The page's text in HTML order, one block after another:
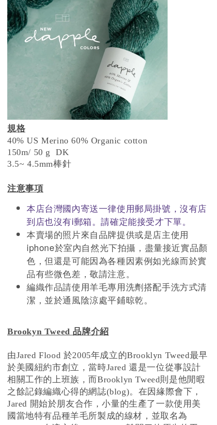
規格
40% US Merino 60% Organic cotton
150m/ 50 g DK
3.5~ 4.5mm棒針
注意事項
本店台灣國內寄送一律使用郵局掛號，沒有店
到店也沒有i郵箱。請確定能接受才下單。
本賣場的照片來自品牌提供或是店主使用
iphone於室內自然光下拍攝，盡量接近實品顏
色，但還是可能因為各種因素例如光線而於實
品有些微色差，敬請注意。
編織作品請使用羊毛專用洗劑搭配手洗方式清
潔，並於通風陰涼處平鋪晾乾。
Brookyn Tweed 品牌介紹
由Jared Flood 於2005年成立的Brooklyn Tweed最早
於美國紐約市創立，當時Jared還是一位從事設計
相關工作的上班族，而Brooklyn Tweed則是他閒暇
之餘記錄編織心得的網誌(blog)。在因緣際會下，
Jared 開始於朋友合作，小量的生產了一款使用美
國當地特有品種羊毛所製成的線材，並取名為